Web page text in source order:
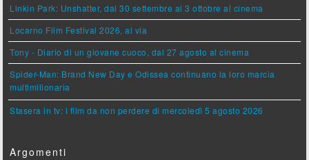
Linkin Park: Unshatter, dal 30 settembre al 3 ottobre al cinema
Locarno Film Festival 2026, al via
Tony - Diario di un giovane cuoco, dal 27 agosto al cinema
Spider-Man: Brand New Day e Odissea continuano la loro marcia
multimilionaria
Stasera in tv: i film da non perdere di mercoledì 5 agosto 2026
Argomenti